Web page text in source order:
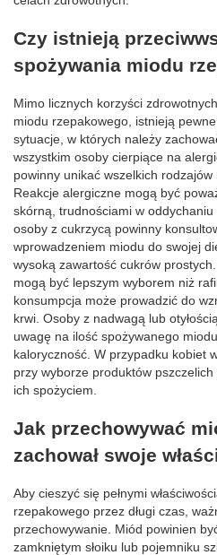
Czy istnieją
spożywania miodu
Mimo licznych korzyści
miodu rzepakowego, istnieją
sytuacje, w których należy
wszystkim osoby cierpiące na
powinny unikać wszelkich
Reakcje alergiczne mogą być
skórną, trudnościami w
osoby z cukrzycą powinny
wprowadzeniem miodu do swojej
wysoką zawartość cukrów
mogą być lepszym wyborem niż
konsumpcja może prowadzić do
krwi. Osoby z nadwagą lub
uwagę na ilość spożywanego
kaloryczność. W przypadku kobiet
przy wyborze produktów
ich spożyciem.
Jak przechowywać
zachował swoje
Aby cieszyć się pełnymi
rzepakowego przez długi czas,
przechowywanie. Miód powinien
zamkniętym słoiku lub pojemniku